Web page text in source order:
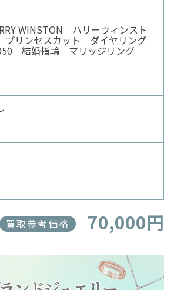
WINSTON ハリーウィンスト
リンセスカット ダイヤリング
結婚指輪 マリッジリング
買取参考価格 70,000円